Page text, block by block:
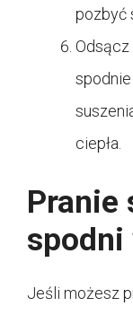
pozbyć
Odsącz
spodnie
ciepła.
Pranie
spodni
Jeśli możesz